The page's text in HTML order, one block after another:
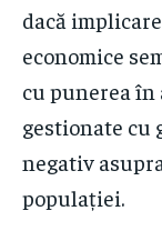
dacă
economice
cu punerea
gestionate cu
negativ
populației.